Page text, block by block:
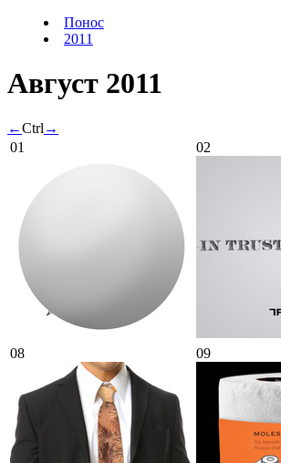
Понос
2011
Август 2011
←Ctrl →
01
02
08 09